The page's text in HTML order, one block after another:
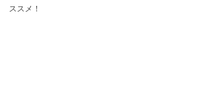
ススメ！